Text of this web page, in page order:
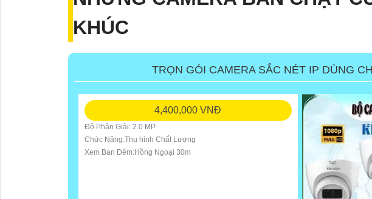
KHÚC
TRỌN GÓI CAMERA SẮC NÉT IP DÙNG
4,400,000 VNĐ
Độ Phân Giải: 2.0 MP
Chức Năng:Thu hình Chất Lượng
Xem Ban Đêm:Hồng Ngoại 30m